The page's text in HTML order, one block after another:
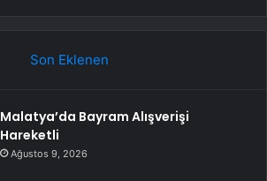
Son Eklenen
Malatya’da Bayram Alışverişi
Hareketli
Ağustos 9, 2026